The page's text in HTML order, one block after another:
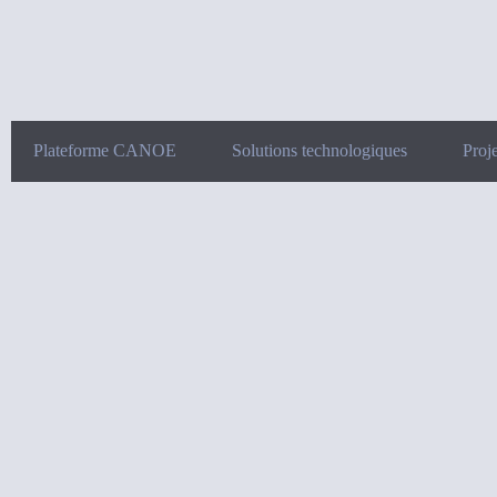
Plateforme CANOE Solutions technologiques